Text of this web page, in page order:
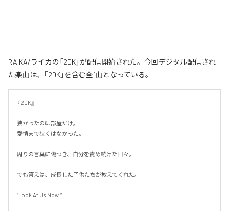
RAIKA/ライカの「2DK」が配信開始された。今回デジタル配信され
た楽曲は、「2DK」を含む全1曲となっている。
『2DK』
狭かったのは部屋だけ。
愛情まで狭くはなかった。
周りの言葉に傷つき、自分を責め続けた日々。
でも答えは、成長した子供たちが教えてくれた。
“Look At Us Now.”